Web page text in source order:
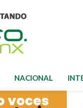
NACIONAL